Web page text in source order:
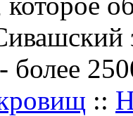
более
::